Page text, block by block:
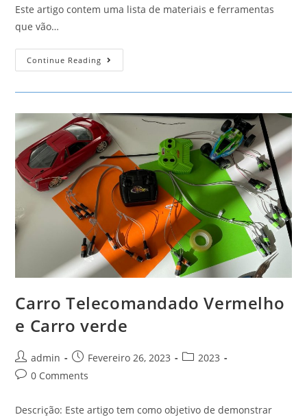
Este artigo contem uma lista de materiais e ferramentas
que vão…
Continue Reading Comando
Do
Carro Telecomandado Vermelho
e Carro verde
Post
author:
admin
Post
published:
Fevereiro 26, 2023
Post2023
Post0 Comments
Descrição: Este artigo tem como objetivo de demonstrar